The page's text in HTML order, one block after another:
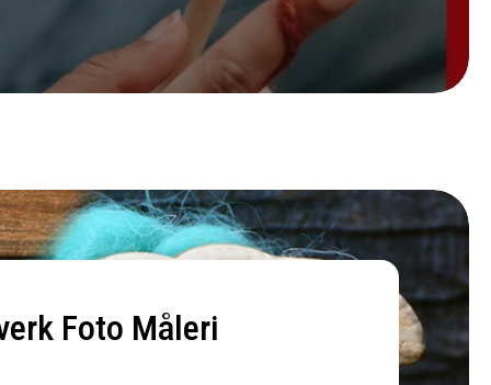
Foto Måleri